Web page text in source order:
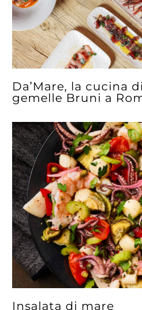
Da’Mare, la cucina
gemelle Bruni a
Insalata di mare